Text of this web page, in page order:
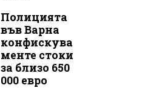
Полицията
във Варна
конфискува
менте стоки
за близо 650
000 евро